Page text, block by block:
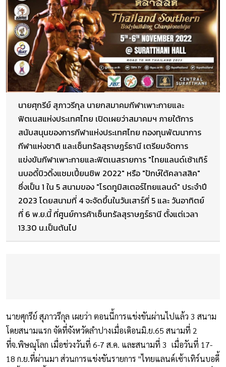
นายศุกรีย์ สุภาวรีกุล นายกสมาคมกีฬาเพาะกายและ
ฟิตเนสแห่งประเทศไทย เปิดเผยว่าสมาคมฯ ภายใต้การ
สนับสนุนของการกีฬาแห่งประเทศไทย กองทุนพัฒนาการ
กีฬาแห่งชาติ และเซ็นทรัลสุราษฎร์ธานี เตรียมจัดการ
แข่งขันกีฬาเพาะกายและฟิตเนสรายการ "ไทยแลนด์เซ้าเทิร์
นบอดี้บิวดิ้งแชมเปี้ยนชิพ 2022" หรือ "ปักษ์ใต้คลาสสิค"
ซึ่งเป็น 1 ใน 5 สนามของ "โรดทูมิสเตอร์ไทยแลนด์" ประจำปี
2023 โดยสนามที่ 4 จะจัดขึ้นในวันเสาร์ที่ 5 และ วันอาทิตย์
ที่ 6 พ.ย.นี้ ที่ศูนย์การค้าเซ็นทรัลสุราษฎร์ธานี ตั้งแต่เวลา
13.30 น.เป็นต้นไป
นายศุกรีย์ สุภาวรีกุล เผยว่า ตอนนี้การแข่งขันผ่านไปแล้ว 3 สนาม
โดยสนามแรก จัดที่จังหวัดลำปางเมื่อเดิอนมิ.ย.65 สนามที่ 2
ที่จ.พิษณุโลก เมื่อช่วงวันที่ 6-7 ส.ค. และสนามที่ 3 เมื่อวันที่ 17-
18 ก.ย.ที่ผ่านมา ส่วนการแข่งขันรายการ "ไทยแลนด์เซ้าเทิร์นบอดี้